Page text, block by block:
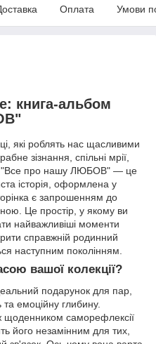
Оплата Умови
книга-альбом
які роблять нас щасливими
зізнання, спільні мрії,
"Все про нашу ЛЮБОВ" — це
історія, оформлена у
є запрошенням до
Це простір, у якому ви
найважливіші моменти
справжній родинний
наступним поколінням.
вашої колекції?
подарунок для пар,
та емоційну глибину.
саморефлексії
його незамінним для тих,